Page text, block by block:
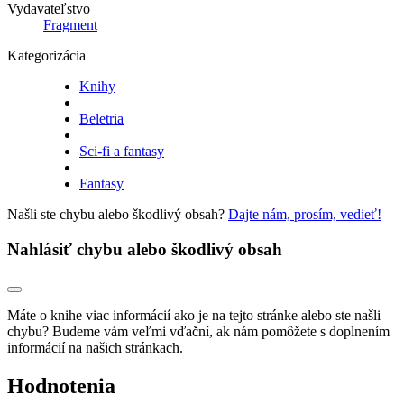
Vydavateľstvo
Fragment
Kategorizácia
Knihy
Beletria
Sci-fi a fantasy
Fantasy
Našli ste chybu alebo škodlivý obsah? Dajte nám, prosím, vedieť!
Nahlásiť chybu alebo škodlivý obsah
Máte o knihe viac informácií ako je na tejto stránke alebo ste našli
chybu? Budeme vám veľmi vďační, ak nám pomôžete s doplnením
informácií na našich stránkach.
Hodnotenia